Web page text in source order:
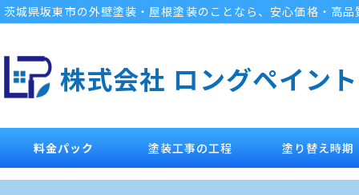
茨城県坂東市の外壁塗装・屋根塗装のことなら、安心価格・高
株式会社 ロングペイント
料金パック 塗装工事の工程 塗り替え時期